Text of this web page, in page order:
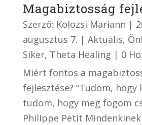
Magabiztosság
Szerző: Kolozsi Mariann |
augusztus 7. | Aktuális,
Siker, Theta Healing | 0
Miért fontos a
fejlesztése? “Tudom, hogy
tudom, hogy meg fogom
Philippe Petit